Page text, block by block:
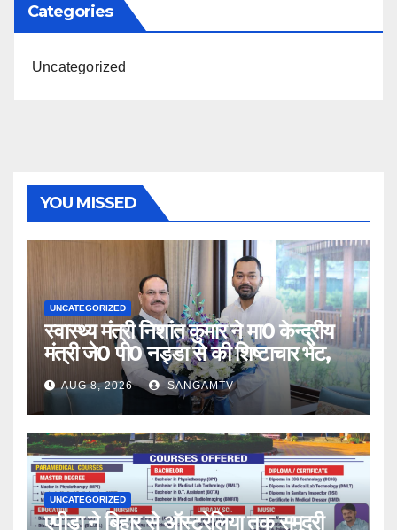
Categories
Uncategorized
YOU MISSED
UNCATEGORIZED
स्वास्थ्य मंत्री निशांत कुमार ने मा0 केन्द्रीय
मंत्री जे0 पी0 नड्डा से की शिष्टाचार भेंट,
AUG 8, 2026 SANGAMTV
UNCATEGORIZED
एपीडा ने बिहार से ऑस्ट्रेलिया तक समुद्री